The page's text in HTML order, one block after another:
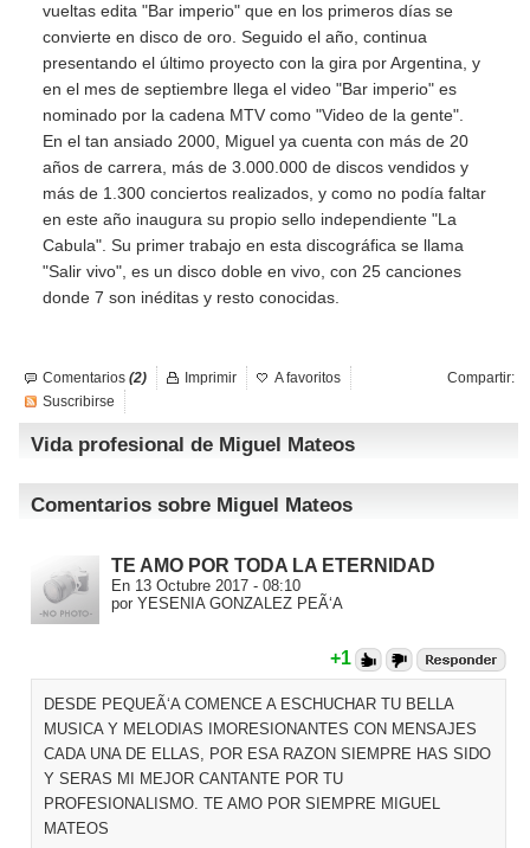
vueltas edita "Bar imperio" que en los primeros días se
convierte en disco de oro. Seguido el año, continua
presentando el último proyecto con la gira por Argentina, y
en el mes de septiembre llega el video "Bar imperio" es
nominado por la cadena MTV como "Video de la gente".
En el tan ansiado 2000, Miguel ya cuenta con más de 20
años de carrera, más de 3.000.000 de discos vendidos y
más de 1.300 conciertos realizados, y como no podía faltar
en este año inaugura su propio sello independiente "La
Cabula". Su primer trabajo en esta discográfica se llama
"Salir vivo", es un disco doble en vivo, con 25 canciones
donde 7 son inéditas y resto conocidas.
Comentarios (2) Compartir:
Imprimir
A favoritos
Suscribirse
Vida profesional de Miguel Mateos
Comentarios sobre Miguel Mateos
TE AMO POR TODA LA ETERNIDAD
En 13 Octubre 2017 - 08:10
por YESENIA GONZALEZ PEÃ‘A
+1
DESDE PEQUEÃ‘A COMENCE A ESCHUCHAR TU BELLA
MUSICA Y MELODIAS IMORESIONANTES CON MENSAJES
CADA UNA DE ELLAS, POR ESA RAZON SIEMPRE HAS SIDO
Y SERAS MI MEJOR CANTANTE POR TU
PROFESIONALISMO. TE AMO POR SIEMPRE MIGUEL
MATEOS